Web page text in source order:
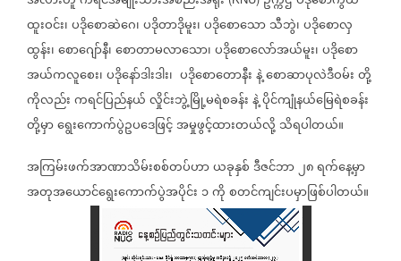
ထူးဝင်း၊ပဒိုစောဆဲဂေ၊ပဒိုတာဒိုမူး၊ပဒိုစောသောသီဘွဲ၊ပဒိုစောလှ
ထွန်း၊စောဂျော်နီ၊စောတာမလာသော၊ပဒိုစောလော်အယ်မူး၊ပဒိုစော
အယ်ကလူစေး၊ပဒိုနော်ဒါးဒါး၊ ပဒိုစောတောနီးနဲ့စောဆာပုလဲဒီဝမ်းတို့
ကိုလည်းကရင်ပြည်နယ်လှိုင်းဘွဲ့မြို့မရဲစခန်းနဲ့ပိုင်ကျုံနယ်မြေရဲစခန်း
တို့မှာရွေးကောက်ပွဲဥပဒေဖြင့်အမှုဖွင့်ထားတယ်လို့သိရပါတယ်။
အကြမ်းဖက်အာဏာသိမ်းစစ်တပ်ဟာယခုနှစ်ဒီဇင်ဘာ၂၈ရက်နေ့မှာ
အတုအယောင်ရွေးကောက်ပွဲအပိုင်း ၁ကိုစတင်ကျင်းပမှာဖြစ်ပါတယ်။